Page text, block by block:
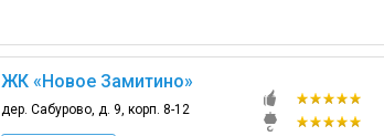
ЖК «Новое Замитино»
дер. Сабурово, д. 9, корп. 8-12